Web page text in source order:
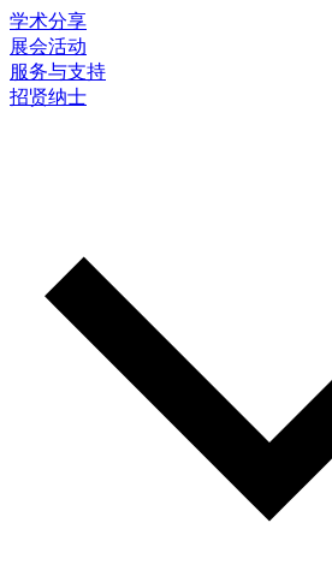
学术分享
展会活动
服务与支持
招贤纳士